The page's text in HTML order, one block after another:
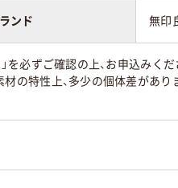
ンド 無印
」を必ずご確認の上、お申込み
の特性上、多少の個体差があり